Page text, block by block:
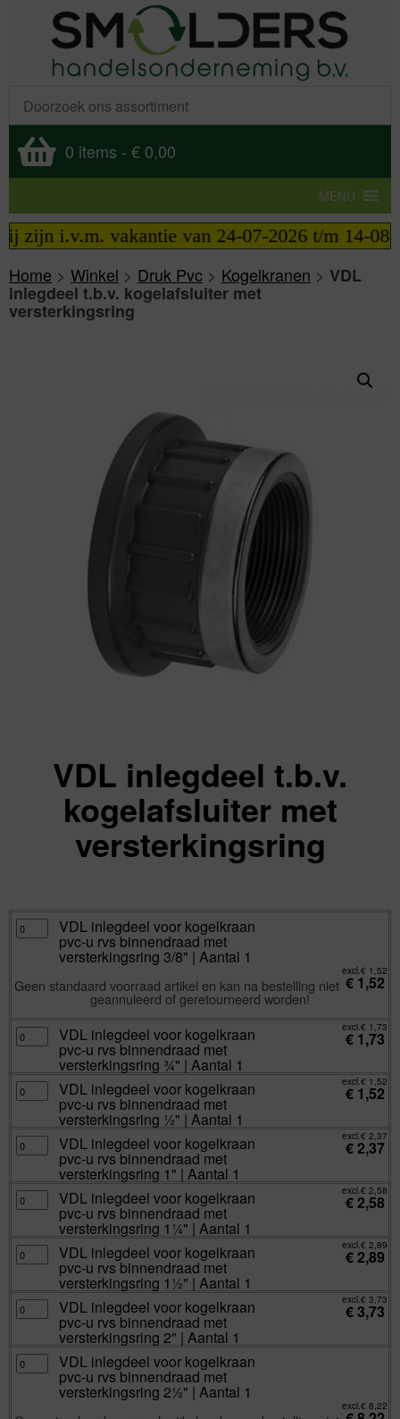
0 items - € 0,00
MENU
i.v.m. vakantie van 24-07-2026 t/m 14-08-
Home > Winkel > Druk Pvc > Kogelkranen > VDL
inlegdeel t.b.v. kogelafsluiter met
versterkingsring
VDL inlegdeel t.b.v.
kogelafsluiter met
versterkingsring
VDL
inlegdeel
voor
kogelkraan
rvs
binnendraad
|
Aantal
1
VDL inlegdeel voor kogelkraan
pvc-u rvs binnendraad met
versterkingsring 3/8" | Aantal 1
excl.€ 1,52
€ 1,52
Geen standaard voorraad artikel en kan na bestelling niet
geannuleerd of geretourneerd worden!
VDL
inlegdeel
voor
kogelkraan
u
rvs
binnendraad
versterkingsring
|
Aantal
1
VDL inlegdeel voor kogelkraan
pvc-u rvs binnendraad met
versterkingsring ¾" | Aantal 1
excl.€ 1,73
€ 1,73
VDL
inlegdeel
voor
kogelkraan
u
rvs
binnendraad
versterkingsring
|
Aantal
1
VDL inlegdeel voor kogelkraan
pvc-u rvs binnendraad met
versterkingsring ½" | Aantal 1
excl.€ 1,52
€ 1,52
VDL
inlegdeel
voor
kogelkraan
u
rvs
binnendraad
versterkingsring
|
Aantal
1
VDL inlegdeel voor kogelkraan
pvc-u rvs binnendraad met
versterkingsring 1" | Aantal 1
excl.€ 2,37
€2,37
VDL
inlegdeel
voor
kogelkraan
u
rvs
binnendraad
versterkingsring
|
Aantal
1
VDL inlegdeel voor kogelkraan
pvc-u rvs binnendraad met
versterkingsring 1¼" | Aantal 1
excl.€ 2,58
€2,58
VDL
inlegdeel
voor
kogelkraan
u
rvs
binnendraad
versterkingsring
|
Aantal
1
VDL inlegdeel voor kogelkraan
pvc-u rvs binnendraad met
versterkingsring 1½" | Aantal 1
excl.€ 2,89
€2,89
VDL
inlegdeel
voor
kogelkraan
u
rvs
binnendraad
versterkingsring
VDL inlegdeel voor kogelkraan
pvc-u rvs binnendraad met
versterkingsring 2" | Aantal 1
excl.€ 3,73
€3,73
VDL
inlegdeel
voor
kogelkraan
VDL inlegdeel voor kogelkraan
pvc-u rvs binnendraad met
versterkingsring 2½" | Aantal 1
excl.€ 8,22